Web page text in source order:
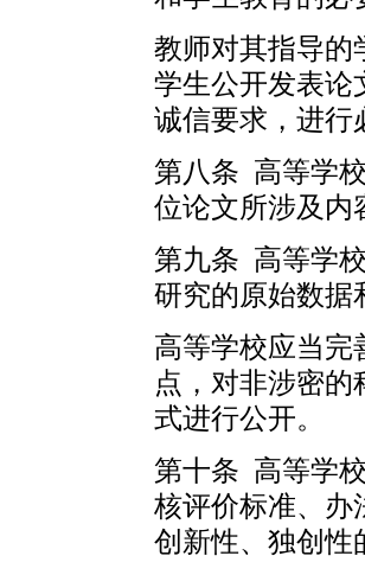
教师对其指导的
学生公开发表论
诚信要求，进行
第八条 高等学
位论文所涉及内
第九条 高等学
研究的原始数据
高等学校应当完
点，对非涉密
式进行公开。
第十条 高等学
核评价标准、办
创新性、独创性